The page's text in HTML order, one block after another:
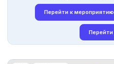
Перейти к
Перейти